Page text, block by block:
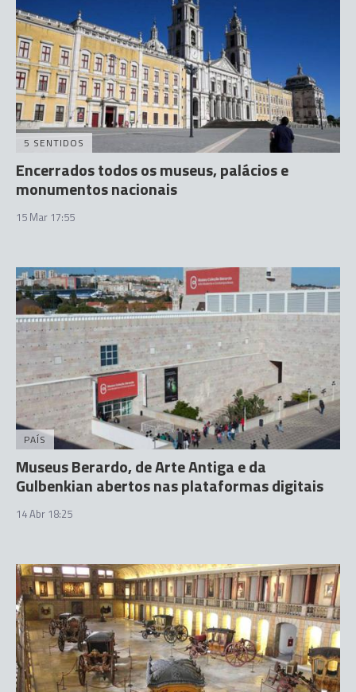
5 SENTIDOS
Encerrados todos os museus, palácios e
monumentos nacionais
15 Mar 17:55
PAÍS
Museus Berardo, de Arte Antiga e da
Gulbenkian abertos nas plataformas digitais
14 Abr 18:25